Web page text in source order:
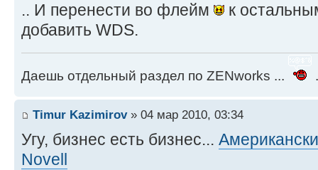
.. И перенести во флейм
к
добавить WDS.
Даешь отдельный раздел по ZENworks ...
Timur Kazimirov» 04 мар 2010, 03:34
Угу, бизнес есть бизнес...
Novell